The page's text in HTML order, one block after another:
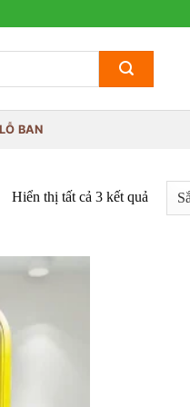
BAN
Hiển thị tất cả 3 kết quả